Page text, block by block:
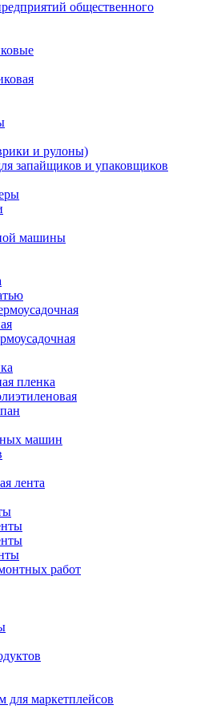
общественного
и рулоны)
запайщиков и упаковщиков
машины
пленка
машин
лента
работ
для маркетплейсов